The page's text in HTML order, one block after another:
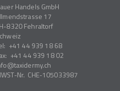
Handels GmbH
17
8320Fehraltorf
+41 44 939 18 68
+41 44 939 18 02
taxidermy.ch
Nr. CHE-105033987